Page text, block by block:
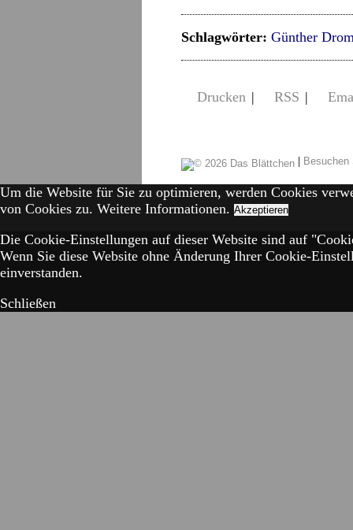
Schlagwörter: Günther
Drucken | RSS |
|
Um die Website für Sie zu optimieren, werden Cookies
von Cookies zu. Weitere Informationen. Akzeptieren
Die Cookie-Einstellungen auf dieser Website sind auf
Wenn Sie diese Website ohne Änderung Ihrer Cookie-
einverstanden.
Schließen